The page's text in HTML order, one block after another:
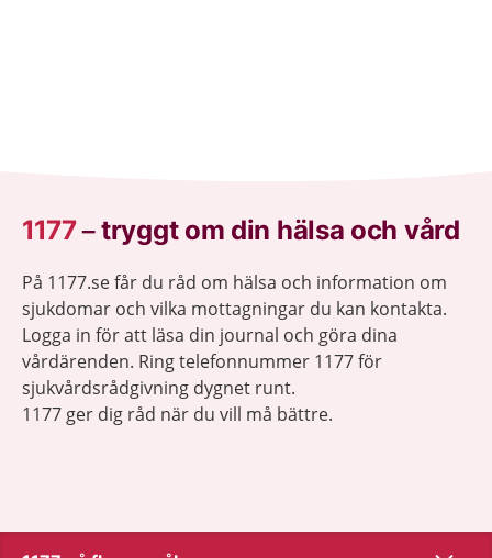
1177–tryggt om din hälsa och vård
På 1177.se får du råd om hälsa och information om
sjukdomar och vilka mottagningar du kan kontakta.
Logga in för att läsa din journal och göra dina
vårdärenden. Ring telefonnummer 1177 för
sjukvårdsrådgivning dygnet runt.
1177 ger dig råd när du vill må bättre.
Visa